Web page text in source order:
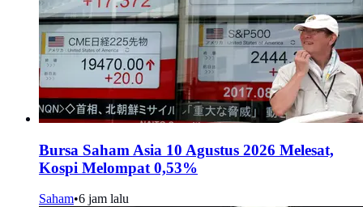
Bursa Saham Asia 10 Agustus 2026 Melesat,
Kospi Melompat 0,53%
Saham•6 jam lalu